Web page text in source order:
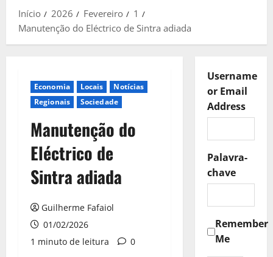
Início 2026 Fevereiro
1
Manutenção do Eléctrico de Sintra adiada
Economia Locais
Notícias
Regionais
Sociedade
Manutenção do
Eléctrico de
Sintra adiada
Guilherme Fafaiol
01/02/2026
1 minuto de leitura
0
Username
or Email
Address
Palavra-
chave
Remember
Me